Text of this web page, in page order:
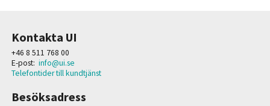
Kontakta UI
+46 8 511 768 00
E-post: info@ui.se
Telefontider till kundtjänst
Besöksadress